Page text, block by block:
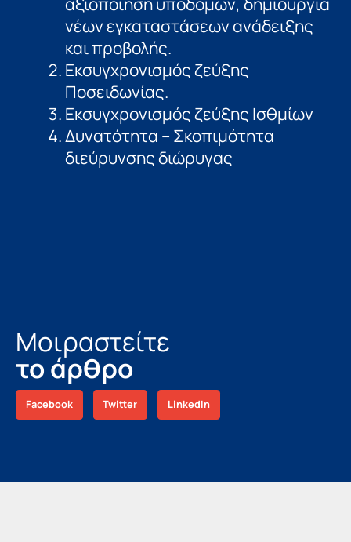
νέων εγκαταστάσεων ανάδειξης
και προβολής.
Εκσυγχρονισμός ζεύξης
Ποσειδωνίας.
Εκσυγχρονισμός ζεύξης Ισθµίων
Δυνατότητα – Σκοπιµότητα
διεύρυνσης διώρυγας
Μοιραστείτε
το άρθρο
Facebook Twitter LinkedIn